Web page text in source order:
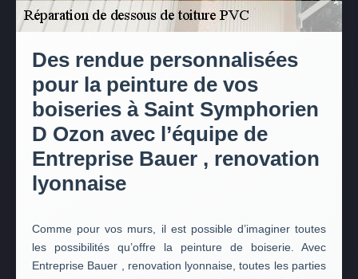
Des rendue personnalisées
pour la peinture de vos
boiseries à Saint Symphorien
D Ozon avec l’équipe de
Entreprise Bauer , renovation
lyonnaise
Comme pour vos murs, il est possible d’imaginer toutes
les possibilités qu’offre la peinture de boiserie. Avec
Entreprise Bauer , renovation lyonnaise, toutes les parties